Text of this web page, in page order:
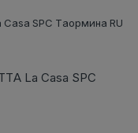
SPC Таормина RU